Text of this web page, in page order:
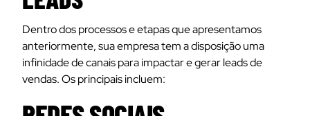
Dentro dos processos e etapas que apresentamos
anteriormente, sua empresa tem a disposição uma
infinidade de canais para impactar e gerar leads de
vendas. Os principais incluem: